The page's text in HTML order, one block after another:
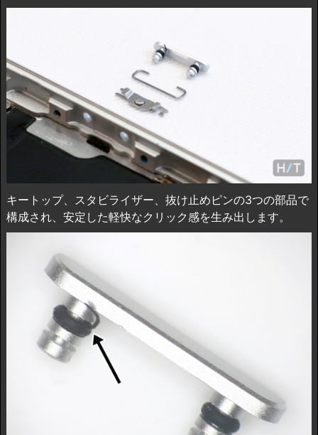
キートップ、スタビライザー、抜け止めピンの3つの部品で
構成され、安定した軽快なクリック感を生み出します。